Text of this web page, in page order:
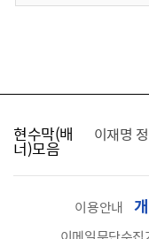
현수막(배
너)모음
찾습니다 이재명
이용안내